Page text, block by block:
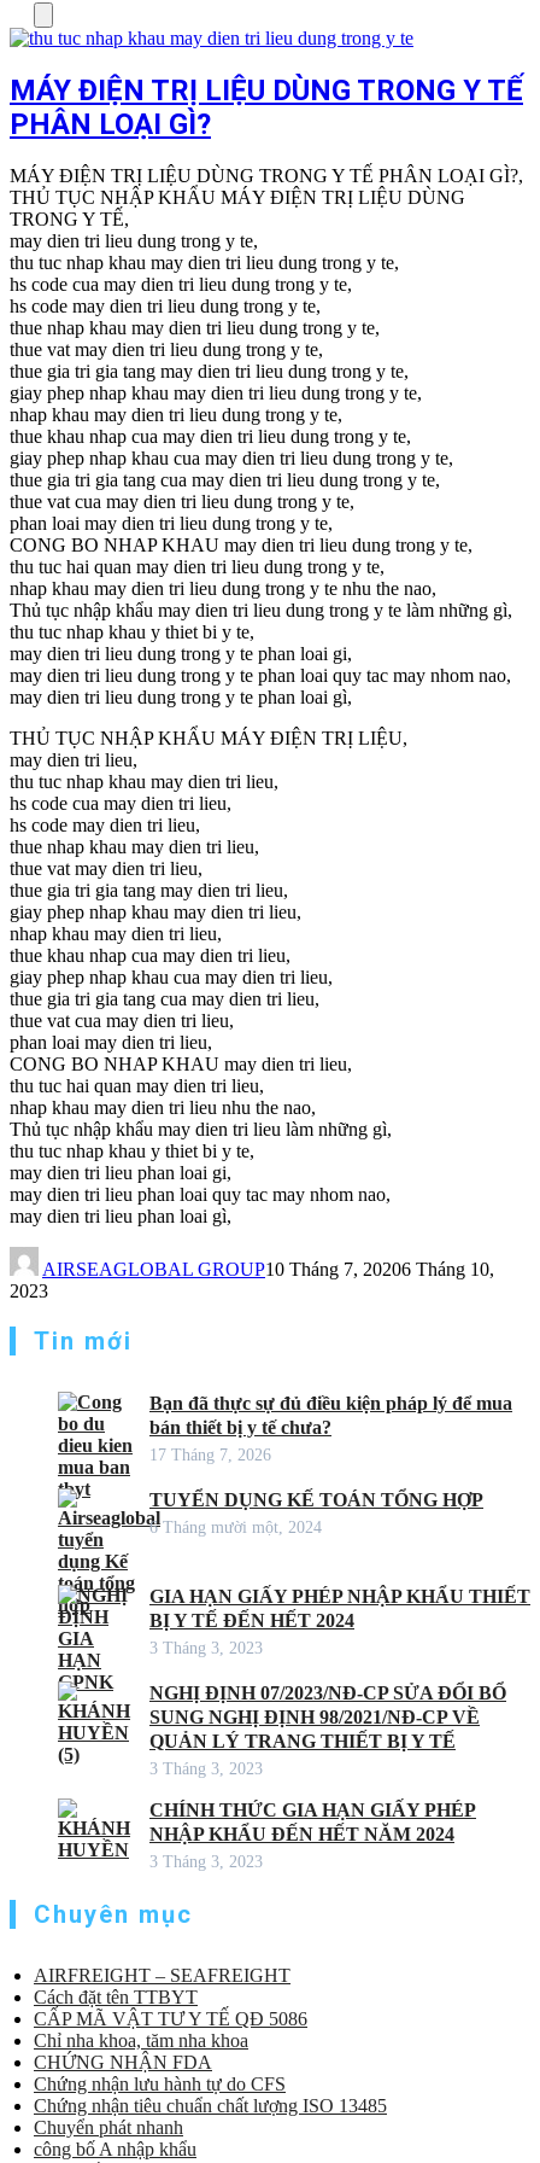
MÁY ĐIỆN TRỊ LIỆU DÙNG TRONG Y TẾ
PHÂN LOẠI GÌ?
MÁY ĐIỆN TRỊ LIỆU DÙNG TRONG Y TẾ PHÂN LOẠI GÌ?,
THỦ TỤC NHẬP KHẨU MÁY ĐIỆN TRỊ LIỆU DÙNG
TRONG Y TẾ,
may dien tri lieu dung trong y te,
thu tuc nhap khau may dien tri lieu dung trong y te,
hs code cua may dien tri lieu dung trong y te,
hs code may dien tri lieu dung trong y te,
thue nhap khau may dien tri lieu dung trong y te,
thue vat may dien tri lieu dung trong y te,
thue gia tri gia tang may dien tri lieu dung trong y te,
giay phep nhap khau may dien tri lieu dung trong y te,
nhap khau may dien tri lieu dung trong y te,
thue khau nhap cua may dien tri lieu dung trong y te,
giay phep nhap khau cua may dien tri lieu dung trong y te,
thue gia tri gia tang cua may dien tri lieu dung trong y te,
thue vat cua may dien tri lieu dung trong y te,
phan loai may dien tri lieu dung trong y te,
CONG BO NHAP KHAU may dien tri lieu dung trong y te,
thu tuc hai quan may dien tri lieu dung trong y te,
nhap khau may dien tri lieu dung trong y te nhu the nao,
Thủ tục nhập khẩu may dien tri lieu dung trong y te làm những gì,
thu tuc nhap khau y thiet bi y te,
may dien tri lieu dung trong y te phan loai gi,
may dien tri lieu dung trong y te phan loai quy tac may nhom nao,
may dien tri lieu dung trong y te phan loai gì,
THỦ TỤC NHẬP KHẨU MÁY ĐIỆN TRỊ LIỆU,
may dien tri lieu,
thu tuc nhap khau may dien tri lieu,
hs code cua may dien tri lieu,
hs code may dien tri lieu,
thue nhap khau may dien tri lieu,
thue vat may dien tri lieu,
thue gia tri gia tang may dien tri lieu,
giay phep nhap khau may dien tri lieu,
nhap khau may dien tri lieu,
thue khau nhap cua may dien tri lieu,
giay phep nhap khau cua may dien tri lieu,
thue gia tri gia tang cua may dien tri lieu,
thue vat cua may dien tri lieu,
phan loai may dien tri lieu,
CONG BO NHAP KHAU may dien tri lieu,
thu tuc hai quan may dien tri lieu,
nhap khau may dien tri lieu nhu the nao,
Thủ tục nhập khẩu may dien tri lieu làm những gì,
thu tuc nhap khau y thiet bi y te,
may dien tri lieu phan loai gi,
may dien tri lieu phan loai quy tac may nhom nao,
may dien tri lieu phan loai gì,
AIRSEAGLOBAL GROUP10 Tháng 7, 20206 Tháng 10,
2023
Tin mới
Bạn đã thực sự đủ điều kiện pháp lý để mua
bán thiết bị y tế chưa?
17 Tháng 7, 2026
TUYỂN DỤNG KẾ TOÁN TỔNG HỢP
6 Tháng mười một, 2024
GIA HẠN GIẤY PHÉP NHẬP KHẨU THIẾT
BỊ Y TẾ ĐẾN HẾT 2024
3 Tháng 3, 2023
NGHỊ ĐỊNH 07/2023/NĐ-CP SỬA ĐỔI BỔ
SUNG NGHỊ ĐỊNH 98/2021/NĐ-CP VỀ
QUẢN LÝ TRANG THIẾT BỊ Y TẾ
3 Tháng 3, 2023
CHÍNH THỨC GIA HẠN GIẤY PHÉP
NHẬP KHẨU ĐẾN HẾT NĂM 2024
3 Tháng 3, 2023
Chuyên mục
AIRFREIGHT – SEAFREIGHT
Cách đặt tên TTBYT
CẤP MÃ VẬT TƯ Y TẾ QĐ 5086
Chỉ nha khoa, tăm nha khoa
CHỨNG NHẬN FDA
Chứng nhận lưu hành tự do CFS
Chứng nhận tiêu chuẩn chất lượng ISO 13485
Chuyển phát nhanh
công bố A nhập khẩu